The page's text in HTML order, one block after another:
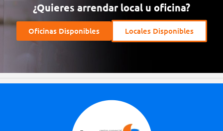
¿Quieres arrendar local u oficina?
Oficinas Disponibles Locales Disponibles